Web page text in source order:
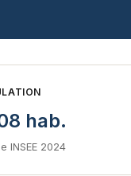
hab.
INSEE 2024